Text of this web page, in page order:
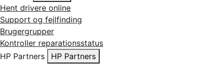
Hent drivere online
Support og fejlfinding
Brugergrupper
Kontroller reparationsstatus
HP Partners
HP Partners